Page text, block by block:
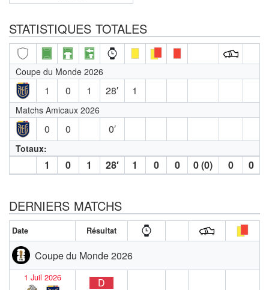
STATISTIQUES TOTALES
Coupe du Monde 2026
1 0 1 28′ 1
Matchs Amicaux 2026
0 0 0′
Totaux:
1 0 1 28′ 1 0 0 0 (0) 0 0
DERNIERS MATCHS
Date Résultat
Coupe du Monde 2026
1 Juil 2026 D